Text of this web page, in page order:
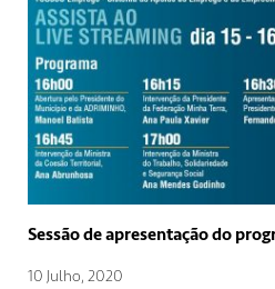
Sessão de apresentação do
10 Julho, 2020